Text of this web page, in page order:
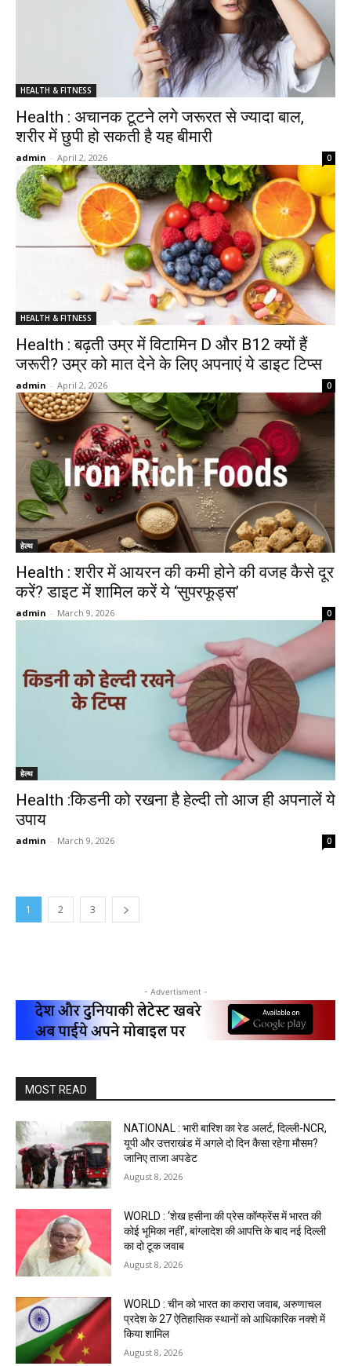
HEALTH & FITNESS
Health : अचानक टूटने लगे जरूरत से ज्यादा बाल,
शरीर में छुपी हो सकती है यह बीमारी
admin - April 2, 2026 0
HEALTH & FITNESS
Health : बढ़ती उम्र में विटामिन D और B12 क्यों हैं
जरूरी? उम्र को मात देने के लिए अपनाएं ये डाइट टिप्स
admin - April 2, 2026 0
हेल्थ
Health : शरीर में आयरन की कमी होने की वजह कैसे दूर
करें? डाइट में शामिल करें ये ‘सुपरफूड्स’
admin - March 9, 2026 0
हेल्थ
Health :किडनी को रखना है हेल्दी तो आज ही अपनालें ये
उपाय
admin - March 9, 2026 0
1 2 3
- Advertisment -
MOST READ
NATIONAL : भारी बारिश का रेड अलर्ट, दिल्ली-NCR,
यूपी और उत्तराखंड में अगले दो दिन कैसा रहेगा मौसम?
जानिए ताजा अपडेट
August 8, 2026
WORLD : ‘शेख हसीना की प्रेस कॉन्फ्रेंस में भारत की
कोई भूमिका नहीं’, बांग्लादेश की आपत्ति के बाद नई दिल्ली
का दो टूक जवाब
August 8, 2026
WORLD : चीन को भारत का करारा जवाब, अरुणाचल
प्रदेश के 27 ऐतिहासिक स्थानों को आधिकारिक नक्शे में
किया शामिल
August 8, 2026